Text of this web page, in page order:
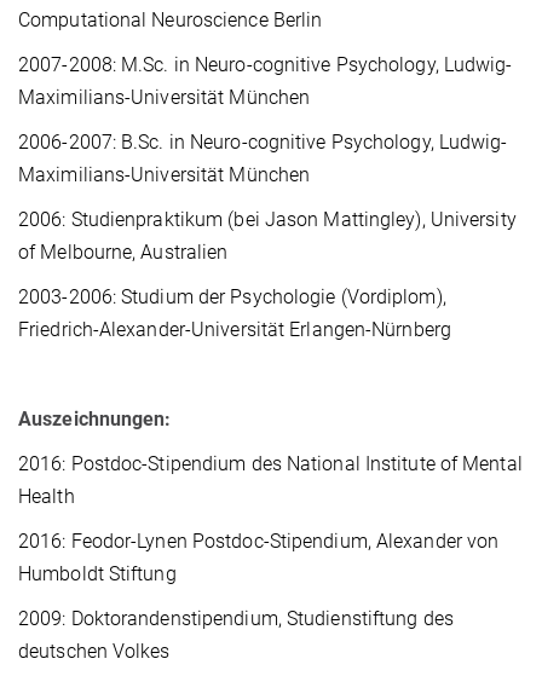
Computational Neuroscience Berlin
2007-2008: M.Sc. in Neuro-cognitive Psychology, Ludwig-
Maximilians-Universität München
2006-2007: B.Sc. in Neuro-cognitive Psychology, Ludwig-
Maximilians-Universität München
2006: Studienpraktikum (bei Jason Mattingley), University
of Melbourne, Australien
2003-2006: Studium der Psychologie (Vordiplom),
Friedrich-Alexander-Universität Erlangen-Nürnberg
Auszeichnungen:
2016: Postdoc-Stipendium des National Institute of Mental
Health
2016: Feodor-Lynen Postdoc-Stipendium, Alexander von
Humboldt Stiftung
2009: Doktorandenstipendium, Studienstiftung des
deutschen Volkes